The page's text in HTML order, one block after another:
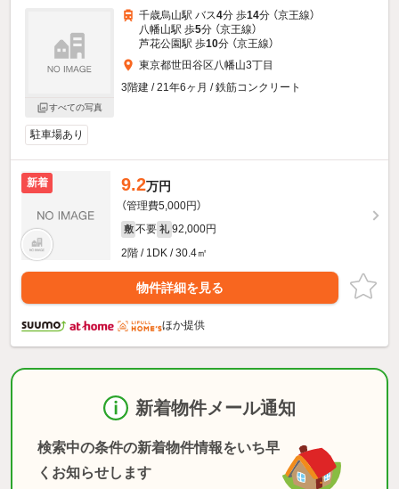
すべての写真
千歳烏山駅 バス4分 歩14分 （京王線）
八幡山駅 歩5分 （京王線）
芦花公園駅 歩10分 （京王線）
東京都世田谷区八幡山3丁目
3階建 / 21年6ヶ月 / 鉄筋コンクリート
駐車場あり
新着 9.2万円
（管理費5,000円）
敷 不要 礼 92,000円
2階 / 1DK / 30.4㎡
物件詳細を見る
ほか提供
新着物件メール通知
検索中の条件の新着物件情報をいち早
くお知らせします